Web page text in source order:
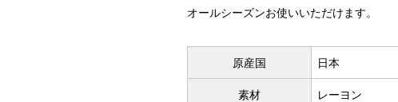
オールシーズンお使いいただけます。
原産国 日本
素材 レーヨン